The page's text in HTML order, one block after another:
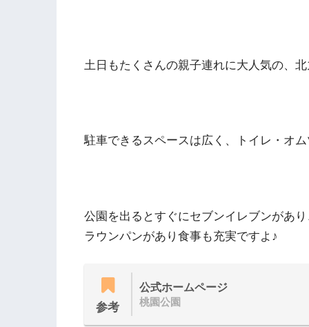
土日もたくさんの親子連れに大人気の、
駐⾞できるスペースは広く、トイレ・オ
公園を出るとすぐにセブンイレブンがあ
ラウンパンがあり食事も充実ですよ♪
参考
公式ホームページ
桃園公園